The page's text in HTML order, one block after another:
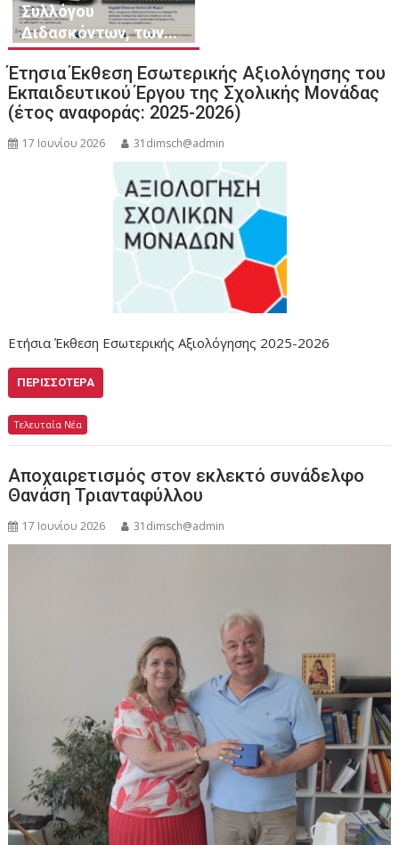
Συλλόγου
Διδασκόντων, των...
Έτησια Έκθεση Εσωτερικής Αξιολόγησης του
Εκπαιδευτικού Έργου της Σχολικής Μονάδας
(έτος αναφοράς: 2025-2026)
17 Ιουνίου 2026 31dimsch@admin
Ετήσια Έκθεση Εσωτερικής Αξιολόγησης 2025-2026
ΠΕΡΙΣΣΌΤΕΡΑ
Τελευταία Νέα
Αποχαιρετισμός στον εκλεκτό συνάδελφο
Θανάση Τριανταφύλλου
17 Ιουνίου 2026 31dimsch@admin